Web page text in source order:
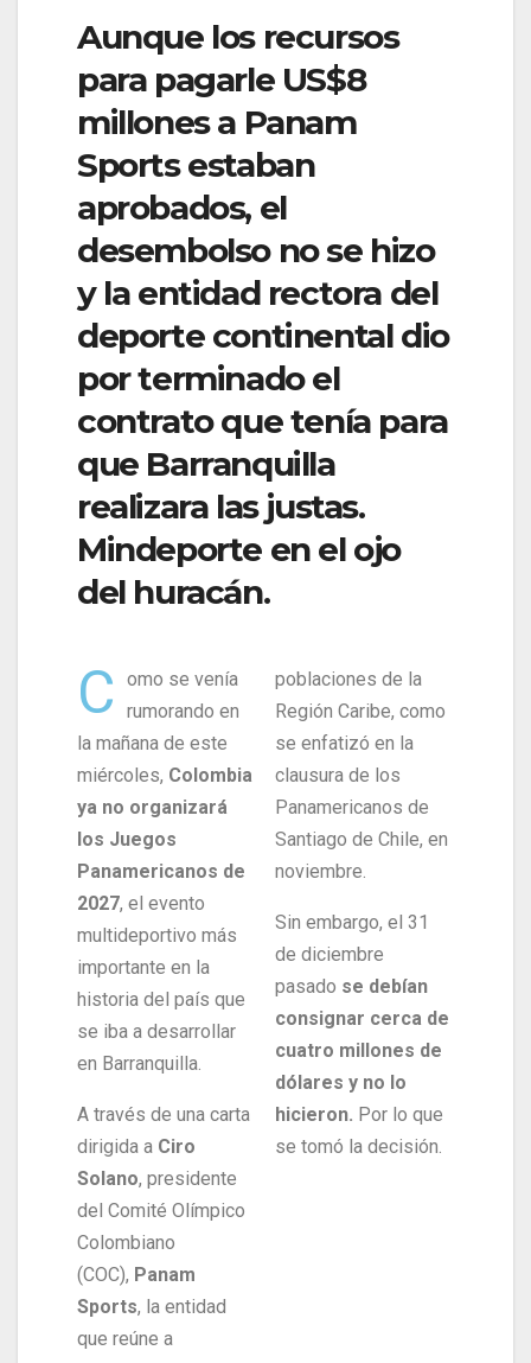
Aunque los recursos
para pagarle US$8
millones a Panam
Sports estaban
aprobados, el
desembolso no se hizo
y la entidad rectora del
deporte continental dio
por terminado el
contrato que tenía para
que Barranquilla
realizara las justas.
Mindeporte en el ojo
del huracán.
C
omo se venía
rumorando en
la mañana de este
miércoles, Colombia
ya no organizará
los Juegos
Panamericanos de
2027, el evento
multideportivo más
importante en la
historia del país que
se iba a desarrollar
en Barranquilla.
A través de una carta
dirigida a Ciro
Solano, presidente
del Comité Olímpico
Colombiano
(COC), Panam
Sports, la entidad
que reúne a
poblaciones de la
Región Caribe, como
se enfatizó en la
clausura de los
Panamericanos de
Santiago de Chile, en
noviembre.
Sin embargo, el 31
de diciembre
pasado se debían
consignar cerca de
cuatro millones de
dólares y no lo
hicieron. Por lo que
se tomó la decisión.